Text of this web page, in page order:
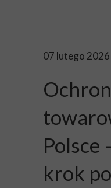
07 lutego 2026
Polsce
krok